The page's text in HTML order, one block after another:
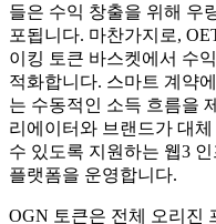
들은 수익 창출을 위해 우
포됩니다. 마찬가지로,
이킹 토큰 바스켓에서 수
적화합니다. 스마트 계약
는 수동적인 소득 흐름을
리에이터와 브랜드가 대
수 있도록 지원하는 웹3
플랫폼을 운영합니다.
OGN 토큰은 전체 오리진